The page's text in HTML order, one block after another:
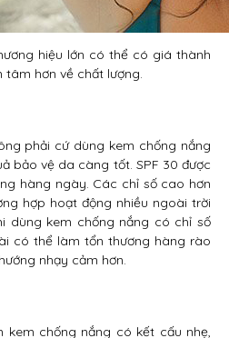
hiệu lớn có thể có giá thành
hơn về chất lượng.
phải cứ dùng kem chống nắng
bảo vệ da càng tốt. SPF 30 được
hàng ngày. Các chỉ số cao hơn
hợp hoạt động nhiều ngoài trời
dùng kem chống nắng có chỉ số
có thể làm tổn thương hàng rào
nhạy cảm hơn.
kem chống nắng có kết cấu nhẹ,